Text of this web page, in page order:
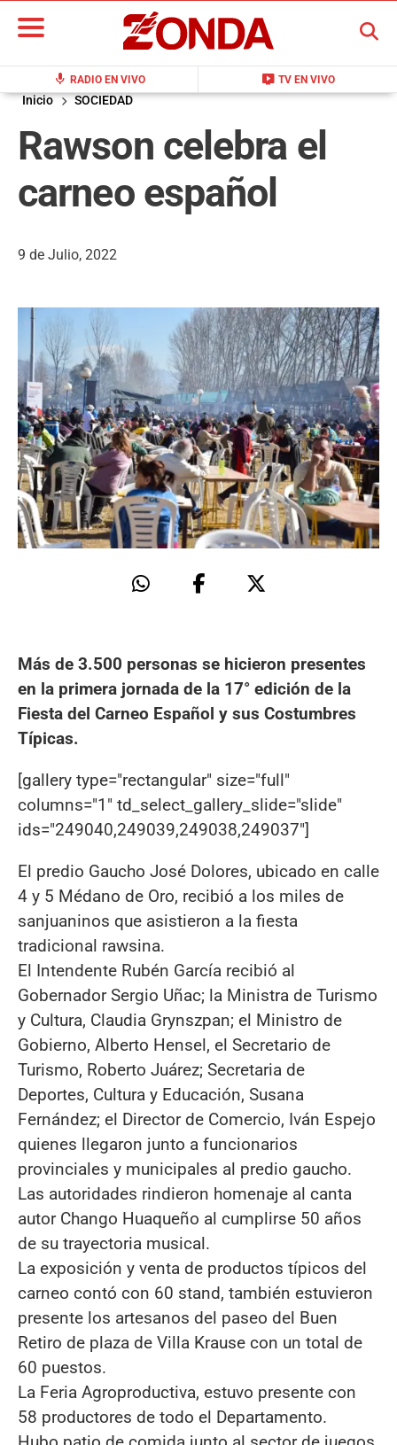
mic RADIO EN VIVO live_tv TV EN VIVO
BUSCAR
Inicio SOCIEDAD
Rawson celebra el
carneo español
9 de Julio, 2022
Más de 3.500 personas se hicieron presentes
en la primera jornada de la 17° edición de la
Fiesta del Carneo Español y sus Costumbres
Típicas.
[gallery type="rectangular" size="full"
columns="1" td_select_gallery_slide="slide"
ids="249040,249039,249038,249037"]
El predio Gaucho José Dolores, ubicado en calle
4 y 5 Médano de Oro, recibió a los miles de
sanjuaninos que asistieron a la fiesta
tradicional rawsina.
El Intendente Rubén García recibió al
Gobernador Sergio Uñac; la Ministra de Turismo
y Cultura, Claudia Grynszpan; el Ministro de
Gobierno, Alberto Hensel, el Secretario de
Turismo, Roberto Juárez; Secretaria de
Deportes, Cultura y Educación, Susana
Fernández; el Director de Comercio, Iván Espejo
quienes llegaron junto a funcionarios
provinciales y municipales al predio gaucho.
Las autoridades rindieron homenaje al canta
autor Chango Huaqueño al cumplirse 50 años
de su trayectoria musical.
La exposición y venta de productos típicos del
carneo contó con 60 stand, también estuvieron
presente los artesanos del paseo del Buen
Retiro de plaza de Villa Krause con un total de
60 puestos.
La Feria Agroproductiva, estuvo presente con
58 productores de todo el Departamento.